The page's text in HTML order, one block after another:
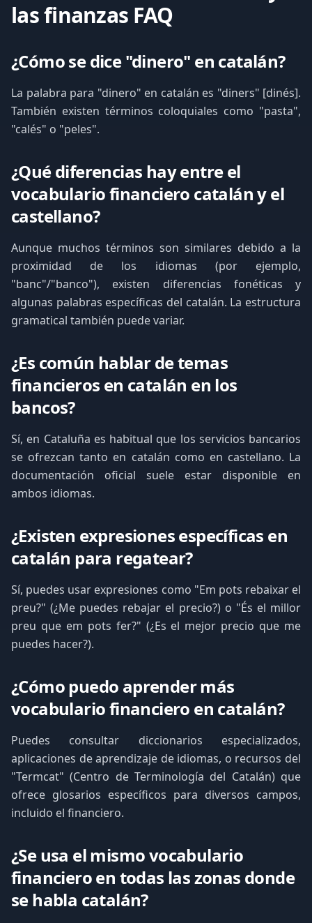
las finanzas FAQ
¿Cómo se dice "dinero" en catalán?
La palabra para "dinero" en catalán es "diners" [dinés].
También existen términos coloquiales como "pasta",
"calés" o "peles".
¿Qué diferencias hay entre el
vocabulario financiero catalán y el
castellano?
Aunque muchos términos son similares debido a la
proximidad de los idiomas (por ejemplo,
"banc"/"banco"), existen diferencias fonéticas y
algunas palabras específicas del catalán. La estructura
gramatical también puede variar.
¿Es común hablar de temas
financieros en catalán en los
bancos?
Sí, en Cataluña es habitual que los servicios bancarios
se ofrezcan tanto en catalán como en castellano. La
documentación oficial suele estar disponible en
ambos idiomas.
¿Existen expresiones específicas en
catalán para regatear?
Sí, puedes usar expresiones como "Em pots rebaixar el
preu?" (¿Me puedes rebajar el precio?) o "És el millor
preu que em pots fer?" (¿Es el mejor precio que me
puedes hacer?).
¿Cómo puedo aprender más
vocabulario financiero en catalán?
Puedes consultar diccionarios especializados,
aplicaciones de aprendizaje de idiomas, o recursos del
"Termcat" (Centro de Terminología del Catalán) que
ofrece glosarios específicos para diversos campos,
incluido el financiero.
¿Se usa el mismo vocabulario
financiero en todas las zonas donde
se habla catalán?